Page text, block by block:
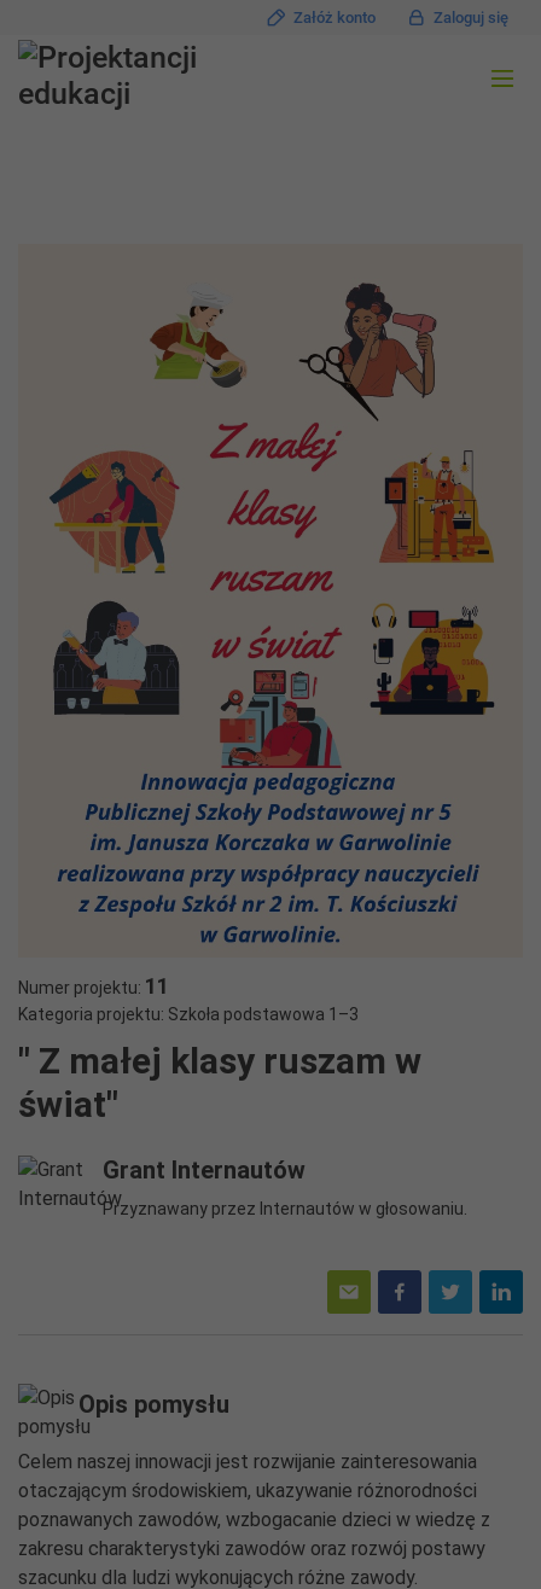
Załóż konto Zaloguj się
Numer projektu: 11
Kategoria projektu: Szkoła podstawowa 1–3
" Z małej klasy ruszam w
świat"
Grant Internautów
Przyznawany przez Internautów w głosowaniu.
Opis pomysłu
Celem naszej innowacji jest rozwijanie zainteresowania
otaczającym środowiskiem, ukazywanie różnorodności
poznawanych zawodów, wzbogacanie dzieci w wiedzę z
zakresu charakterystyki zawodów oraz rozwój postawy
szacunku dla ludzi wykonujących różne zawody.